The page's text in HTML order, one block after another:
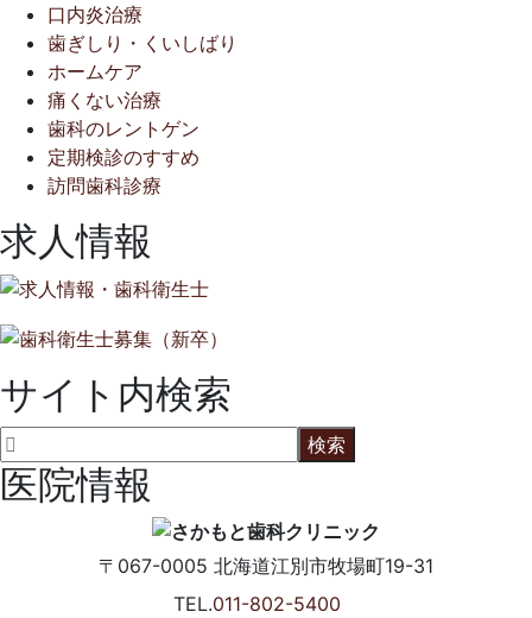
口内炎治療
歯ぎしり・くいしばり
ホームケア
痛くない治療
歯科のレントゲン
定期検診のすすめ
訪問歯科診療
求人情報
サイト内検索
医院情報
〒067-0005 北海道江別市牧場町19-31
TEL.011-802-5400